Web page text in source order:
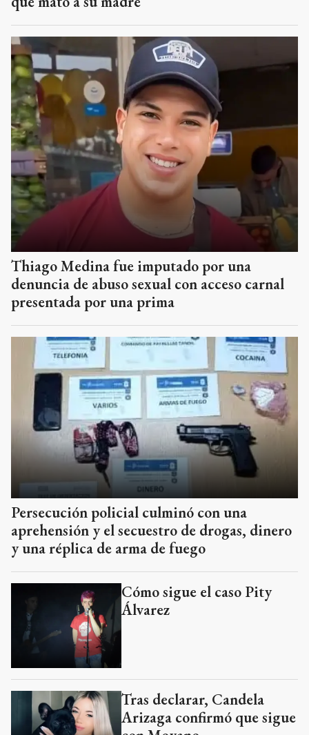
Thiago Medina fue imputado por una
denuncia de abuso sexual con acceso carnal
presentada por una prima
Persecución policial culminó con una
aprehensión y el secuestro de drogas, dinero
y una réplica de arma de fuego
Cómo sigue el caso Pity
Álvarez
Tras declarar, Candela
Arizaga confirmó que sigue